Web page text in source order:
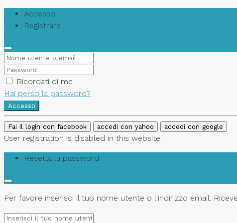
Accesso
Registrare
Ricordati di me
Hai perso la password?
Accesso
Fai il login con facebook accedi con yahoo accedi con google
User registration is disabled in this website.
Resetta la password
Per favore inserisci il tuo nome utente o l'indirizzo email.